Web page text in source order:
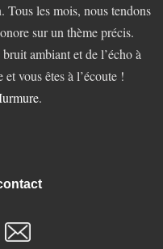
Tous les mois, nous tendons
sur un thème précis.
ambiant et de l’écho à
vous êtes à l’écoute !
.